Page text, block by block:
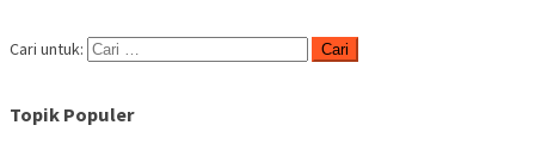
Cari untuk:
Topik Populer